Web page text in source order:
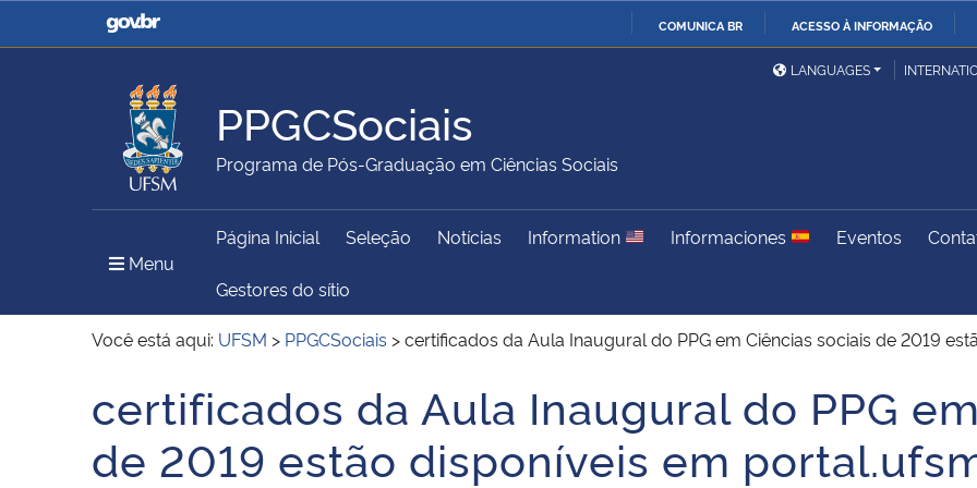
COMUNICA BR ACESSO À INFORMAÇÃO
Casa Civil
Ministério da Justiça e
Ministério da Defesa
Ministério das Relações
Exteriores
Ministério da Agricultura,
Pecuária e Abastecimento
Ministério da Educação
Ministério do Meio Ambiente Ministério do Turismo
Institucional
LANGUAGES
PPGCSociais
Programa de Pós-Graduação em Ciências Sociais
Menu
Página Inicial Seleção Notícias Information Informaciones Eventos
Gestores do sítio
Você está aqui: UFSM > PPGCSociais >certificados da Aula Inaugural do PPG em Ciências sociais de 2019
Início do conteúdo
certificados da Aula Inaugural do PPG
de 2019 estão disponíveis em